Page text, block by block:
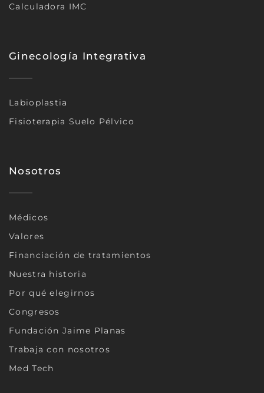
Calculadora IMC
Ginecología Integrativa
Labioplastia
Fisioterapia Suelo Pélvico
Nosotros
Médicos
Valores
Financiación de tratamientos
Nuestra historia
Por qué elegirnos
Congresos
Fundación Jaime Planas
Trabaja con nosotros
Med Tech